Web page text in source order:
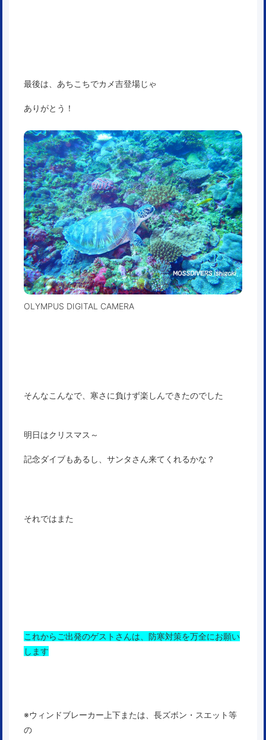
最後は、あちこちでカメ吉登場じゃ
ありがとう！
OLYMPUS DIGITAL CAMERA
そんなこんなで、寒さに負けず楽しんできたのでした
明日はクリスマス～
記念ダイブもあるし、サンタさん来てくれるかな？
それではまた
これからご出発のゲストさんは、防寒対策を万全にお願い
します
※ウィンドブレーカー上下または、長ズボン・スエット等
の